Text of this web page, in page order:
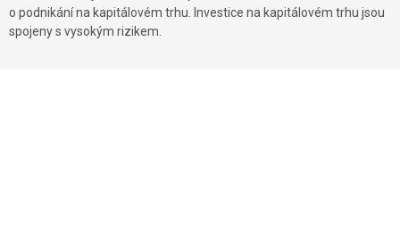
o podnikání na kapitálovém trhu. Investice na kapitálovém trhu jsou
spojeny s vysokým rizikem.